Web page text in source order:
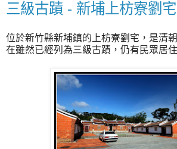
三級古蹟 - 新埔上枋寮劉宅
位於新竹縣新埔鎮的上枋寮劉宅，是清
在雖然已經列為三級古蹟，仍有民眾居